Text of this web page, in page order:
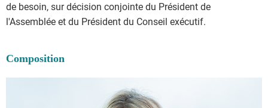
de besoin, sur décision conjointe du Président de
l'Assemblée et du Président du Conseil exécutif.
Composition